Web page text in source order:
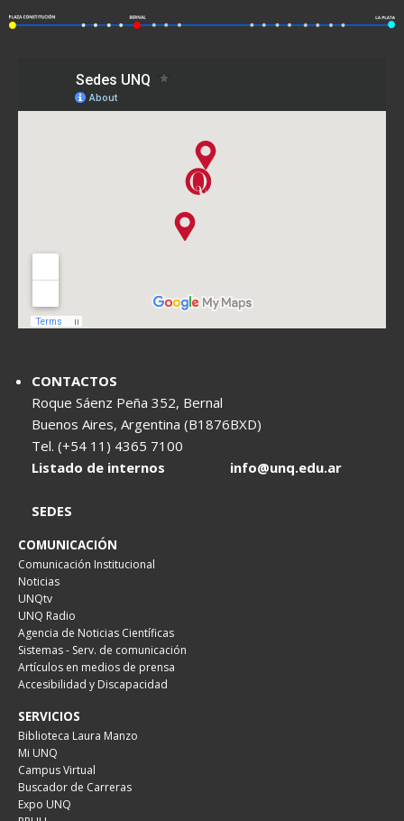
CONTACTOS
Roque Sáenz Peña 352, Bernal
Buenos Aires, Argentina (B1876BXD)
Tel. (+54 11) 4365 7100
Listado de internos
info@unq.edu.ar
SEDES
COMUNICACIÓN
Comunicación Institucional
Noticias
UNQtv
UNQ Radio
Agencia de Noticias Científicas
Sistemas - Serv. de comunicación
Artículos en medios de prensa
Accesibilidad y Discapacidad
SERVICIOS
Biblioteca Laura Manzo
Mi UNQ
Campus Virtual
Buscador de Carreras
Expo UNQ